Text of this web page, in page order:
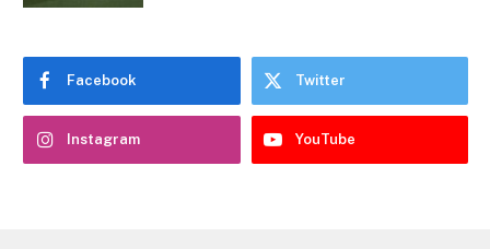
Facebook Twitter
Instagram YouTube